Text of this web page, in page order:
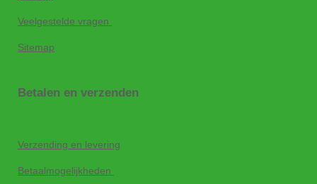
Veelgestelde vragen
Sitemap
Betalen en verzenden
Verzending en levering
Betaalmogelijkheden